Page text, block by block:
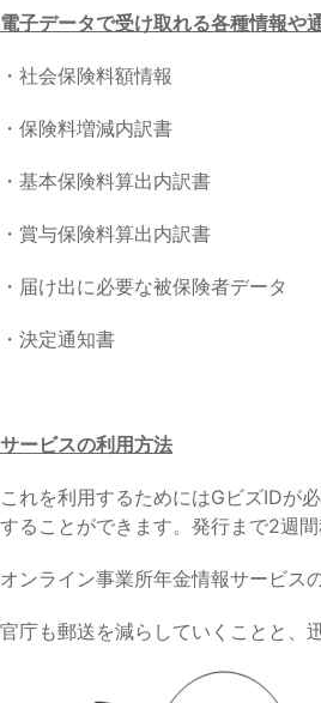
電子データで受け取れる各種情報や
・社会保険料額情報
・保険料増減内訳書
・基本保険料算出内訳書
・賞与保険料算出内訳書
・届け出に必要な被保険者データ
・決定通知書
サービスの利用方法
これを利用するためにはGビズIDが
することができます。発行まで2週
オンライン事業所年金情報サービス
官庁も郵送を減らしていくことと、